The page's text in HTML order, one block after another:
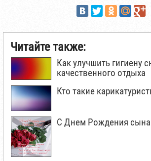
Читайте также:
Как улучшить гигиену
качественного отдыха
Кто такие
С Днем Рождения сына